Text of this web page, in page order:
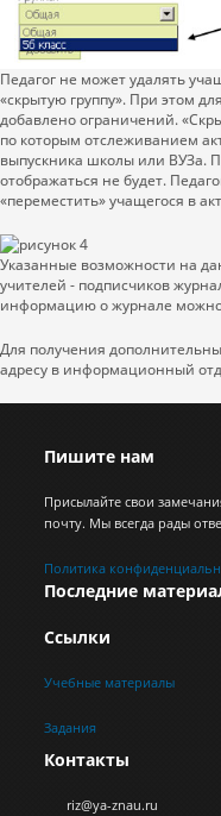
Педагог не может удалять
«скрытую группу». При этом
добавлено ограничений.
по которым отслеживанием
выпускника школы или ВУЗа.
отображаться не будет.
«переместить» учащегося в
Указанные возможности на
учителей - подписчиков
информацию о журнале можно
Для получения
адресу в информационный
Пишите нам
Присылайте свои
почту. Мы всегда рады
Политика
Последние
Ссылки
Учебные материалы
Задания
Контакты
riz@ya-znau.ru